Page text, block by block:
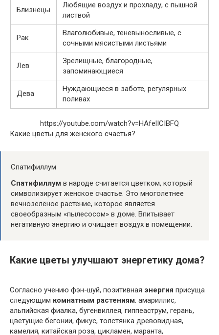
Близнецы
Любящие воздух и прохладу, с пышной
листвой
Рак
Влаголюбивые, теневыносливые, с
сочными мясистыми листьями
Лев
Зрелищные, благородные,
запоминающиеся
Дева
Нуждающиеся в заботе, регулярных
поливах
https://youtube.com/watch?v=HAfelICIBFQ
Какие цветы для женского счастья?
Спатифиллум
Спатифиллум в народе считается цветком, который
символизирует женское счастье. Это многолетнее
вечнозелёное растение, которое является
своеобразным «пылесосом» в доме. Впитывает
негативную энергию и очищает воздух в помещении.
Какие цветы улучшают энергетику дома?
Согласно учению фэн-шуй, позитивная энергия присуща
следующим комнатным растениям: амариллис,
альпийская фиалка, бугенвиллея, гиппеаструм, герань,
цветущие бегонии, фикус, толстянка древовидная,
камелия, китайская роза, цикламен, маранта,